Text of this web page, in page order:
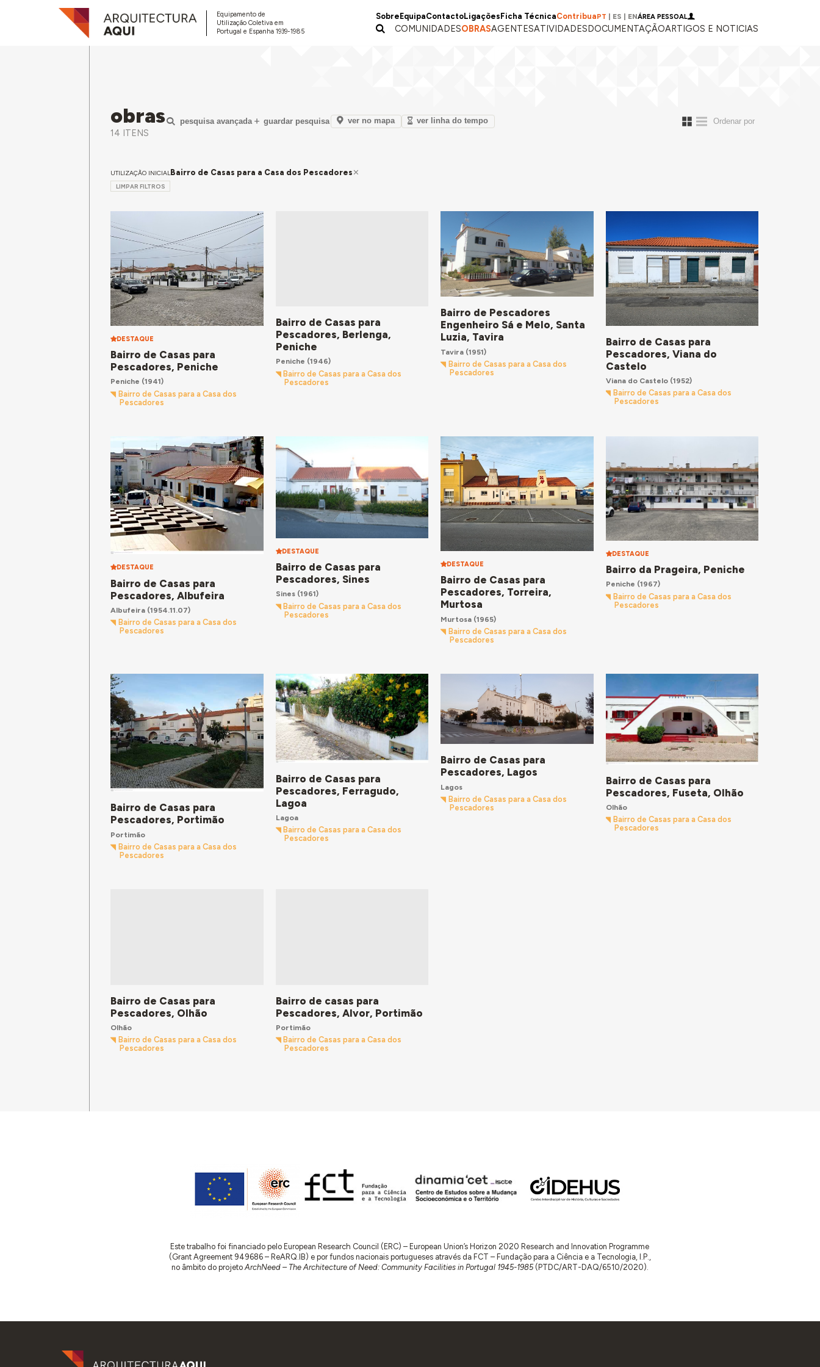
Equipamento de
Utilização Coletiva em
Portugal e Espanha 1939-1985
Sobre EquipaContactoLigações Ficha TécnicaContribuaPT ES ENÁREA PESSOAL
COMUNIDADESOBRASAGENTESATIVIDADESDOCUMENTAÇÃOARTIGOS E NOTICIAS
obras
14 ITENS
pesquisa avançada guardar pesquisa ver no mapa ver linha do tempo
UTILIZAÇÃO INICIALBairro de Casas para a Casa dos Pescadores
LIMPAR FILTROS
DESTAQUE
Bairro de Casas para
Pescadores, Peniche
Peniche (1941)
Bairro de Casas para a Casa dos
Pescadores
Bairro de Casas para
Pescadores, Berlenga,
Peniche
Peniche (1946)
Bairro de Casas para a Casa dos
Pescadores
Bairro de Pescadores
Engenheiro Sá e Melo, Santa
Luzia, Tavira
Tavira (1951)
Bairro de Casas para a Casa dos
Pescadores
Bairro de Casas para
Pescadores, Viana do
Castelo
Viana do Castelo(1952)
Bairro de Casas para a Casa dos
Pescadores
DESTAQUE
Bairro de Casas para
Pescadores, Albufeira
Albufeira (1954.11.07)
Bairro de Casas para a Casa dos
Pescadores
DESTAQUE
Bairro de Casas para
Pescadores, Sines
Sines(1961)
Bairro de Casas para a Casa dos
Pescadores
DESTAQUE
Bairro de Casas para
Pescadores, Torreira,
Murtosa
Murtosa (1965)
Bairro de Casas para a Casa dos
Pescadores
DESTAQUE
Bairro da Prageira, Peniche
Peniche (1967)
Bairro de Casas para a Casa dos
Pescadores
Bairro de Casas para
Pescadores, Portimão
Portimão
Bairro de Casas para a Casa dos
Pescadores
Bairro de Casas para
Pescadores, Ferragudo,
Lagoa
Lagoa
Bairro de Casas para a Casa dos
Pescadores
Bairro de Casas para
Pescadores, Lagos
Lagos
Bairro de Casas para a Casa dos
Pescadores
Bairro de Casas para
Pescadores, Fuseta, Olhão
Olhão
Bairro de Casas para a Casa dos
Pescadores
Bairro de Casas para
Pescadores, Olhão
Olhão
Bairro de Casas para a Casa dos
Pescadores
Bairro de casas para
Pescadores, Alvor, Portimão
Portimão
Bairro de Casas para a Casa dos
Pescadores
Este trabalho foi financiado pelo European Research Council (ERC) – European Union’s Horizon 2020 Research and Innovation Programme
(Grant Agreement 949686 – ReARQ.IB) e por fundos nacionais portugueses através da FCT – Fundação para a Ciência e a Tecnologia, I.P.,
no âmbito do projetoArchNeed – The Architecture of Need: Community Facilities in Portugal 1945-1985(PTDC/ART-DAQ/6510/2020).